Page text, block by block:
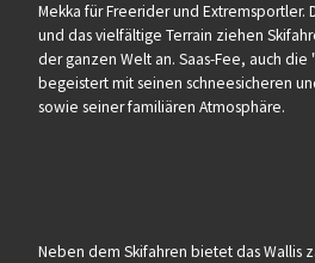
Mekka für Freerider und Extremsportler.
und das vielfältige Terrain ziehen
der ganzen Welt an. Saas-Fee, auch
begeistert mit seinen schneesicheren
sowie seiner familiären Atmosphäre.
Neben dem Skifahren bietet das Wallis